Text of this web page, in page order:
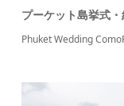
プーケット島挙式
Phuket Wedding